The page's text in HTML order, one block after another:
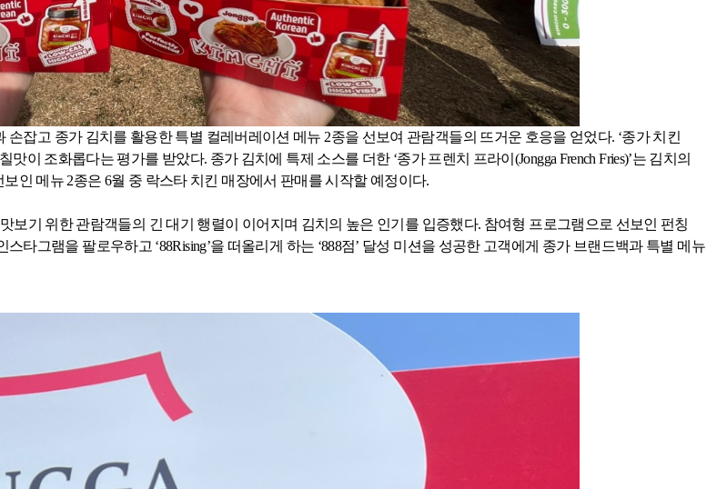
손잡고 종가 김치를 활용한 특별 컬레버레이션 메뉴 2종을 선보여 관람객들의 뜨거운 호응을 얻었다. ‘종가 치킨
맛이 조화롭다는 평가를 받았다. 종가 김치에 특제 소스를 더한 ‘종가 프렌치 프라이 (Jongga French Fries)’는 김치의
보인 메뉴 2종은 6월 중 락스타 치킨 매장에서 판매를 시작할 예정이다.
보기 위한 관람객들의 긴 대기 행렬이 이어지며 김치의 높은 인기를 입증했다. 참여형 프로그램으로 선보인 펀칭
스타그램을 팔로우하고 ‘88Rising’을 떠올리게 하는 ‘888점’ 달성 미션을 성공한 고객에게 종가 브랜드백과 특별 메뉴